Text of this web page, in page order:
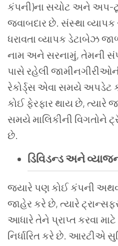
કંપની)ના સચોટ અને અપ-ટૂ-
જવાબદાર છે. સંસ્થા વ્યાપક
ધરાવતા વ્યાપક ડેટાબેઝ
નામ અને સરનામું, તેમની
પાસે રહેલી
રેકોર્ડ્સ એવા સમયે અપડેટ
કોઈ ફેરફાર થાય છે, ત્યારે
સમયે માલિકીની વિગતોને
છે.
ડિવિડન્ડ અને
જ્યારે પણ કોઈ કંપની
જાહેર કરે છે, ત્યારે
આધારે તેને પ્રાપ્ત કરવા માટે
નિર્ધારિત કરે છે. આરટીએ